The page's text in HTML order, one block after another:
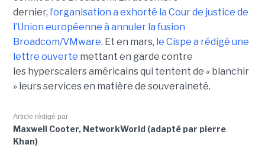
dernier, l’organisation a exhorté la Cour de justice de
l’Union européenne à annuler la fusion
Broadcom/VMware. Et en mars, le Cispe a rédigé une
lettre ouverte mettant en garde contre
les hyperscalers américains qui tentent de « blanchir
» leurs services en matière de souveraineté.
Article rédigé par
Maxwell Cooter, NetworkWorld (adapté par pierre
Khan)